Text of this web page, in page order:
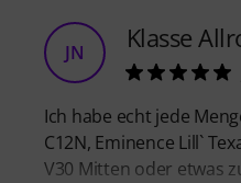
JN Klasse
Ich habe echt jede
C12N, Eminence Lill`
V30 Mitten oder etwas